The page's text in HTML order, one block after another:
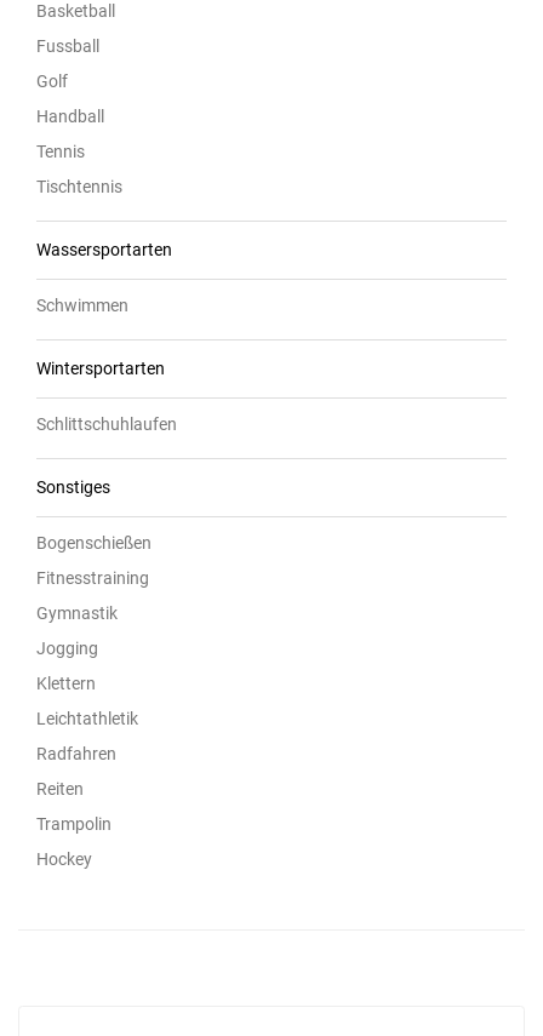
Basketball
Fussball
Golf
Handball
Tennis
Tischtennis
Wassersportarten
Schwimmen
Wintersportarten
Schlittschuhlaufen
Sonstiges
Bogenschießen
Fitnesstraining
Gymnastik
Jogging
Klettern
Leichtathletik
Radfahren
Reiten
Trampolin
Hockey